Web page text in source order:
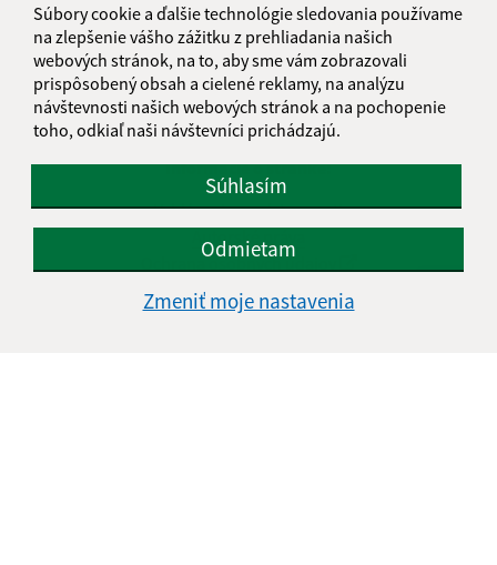
Súbory cookie a ďalšie technológie sledovania používame
na zlepšenie vášho zážitku z prehliadania našich
webových stránok, na to, aby sme vám zobrazovali
prispôsobený obsah a cielené reklamy, na analýzu
návštevnosti našich webových stránok a na pochopenie
toho, odkiaľ naši návštevníci prichádzajú.
Súhlasím
Odmietam
Zmeniť moje nastavenia
Informácie o stránke:
Vyhlásenie o prístupnosti
Autorské práva
Ochrana osobných údajov
Navigácia: